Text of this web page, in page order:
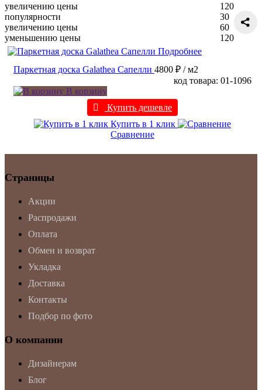
увеличению цены
популярности
увеличению цены
уменьшению цены
120
30
60
120
Подробнее
Паркетная доска Galathea Сапелли 4800 ₽ / м2
код товара: 01-1096
В корзину
Купить дешевле
Купить в 1 клик
Сравнение
Страницы
Акции
Распродажи
Оплата
Обмен и возврат
Укладка
Доставка
Контакты
Подбор по фото
О компании
Дизайнерам
Блог